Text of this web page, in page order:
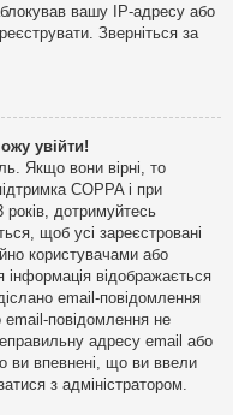
вашу IP-адресу або
Зверніться за
увійти!
Якщо вони вірні, то
COPPA і при
дотримуйтесь
щоб усі зареєстровані
користувачами або
відображається
email-повідомлення
повідомлення не
адресу email або
ви впевнені, що ви ввели
з адміністратором.